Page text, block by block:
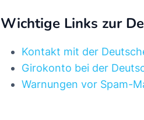
Wichtige Links zur
Kontakt mit der
Girokonto bei der
Warnungen vor Spam-